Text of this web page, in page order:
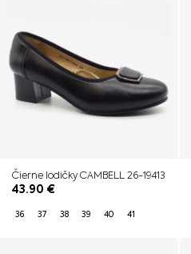
Čierne lodičky CAMBELL 26-19413
43.90 €
36 37 38 39 40 41